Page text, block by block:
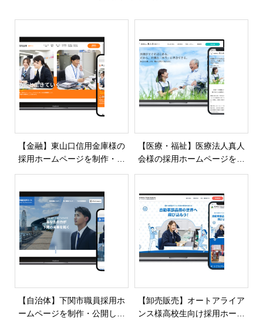
【金融】東山口信用金庫様の
採用ホームページを制作・公
開しました
【医療・福祉】医療法人真人
会様の採用ホームページを制
作・公開しました
【自治体】下関市職員採用ホ
ームページを制作・公開しま
【卸売販売】オートアライア
ンス様高校生向け採用ホーム